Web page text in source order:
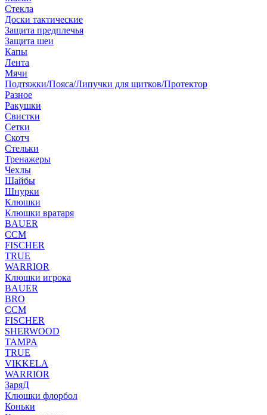
Стекла
Доски тактические
Защита предплечья
Защита шеи
Капы
Лента
Мячи
Подтяжки/Пояса/Липучки для щитков/Протектор
Разное
Ракушки
Свистки
Сетки
Скотч
Стельки
Тренажеры
Чехлы
Шайбы
Шнурки
Клюшки
Клюшки вратаря
BAUER
CCM
FISCHER
TRUE
WARRIOR
Клюшки игрока
BAUER
BRO
CCM
FISCHER
SHERWOOD
TAMPA
TRUE
VIKKELA
WARRIOR
ЗаряД
Клюшки флорбол
Коньки